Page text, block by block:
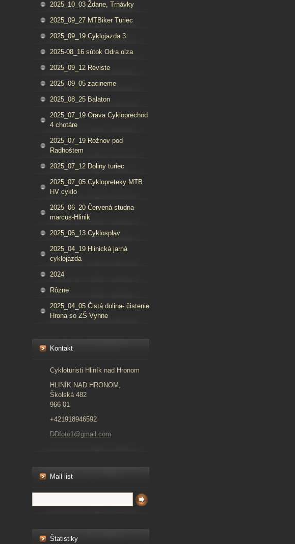
2025_10_03 Ždane, Trnávky
2025_09_27 MTBiker Turiec
2025_09_19 Cyklojazda 3
2025-08_16 sútok Odra olza
2025_09_12 Reviste
2025_09_05 zacineme
2025_08_25 Balaton
2025_07_19 Orava Cykloprechod
4 chotáre
2025_07_19 Rožnov pod
Radhoštem
2025_07_12 Doliny turiec
2025_07_05 Cyklopreteky MTB
HV cyklo
2025_06_20 Červená studna-
marcus-Hlinik
2025_06_13 Cyklosplav
2025_04_19 Hlinická jarná
cyklojazda
2024
Rôzne
2025_04_05 Čistá dolina- čistenie
Hrona so ZŠ Vyhne
Kontakt
Cykloturisti Hliník nad Hronom
HLINÍK NAD HRONOM,
Školská 482
966 01
+421918946592
DDfoto1@gmail.com
Mail list
Štatistiky